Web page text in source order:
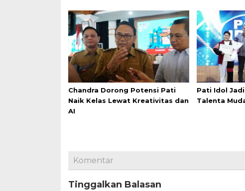
Chandra Dorong Potensi Pati
Naik Kelas Lewat Kreativitas dan
AI
Pati Idol
Talenta
Komentar
Tinggalkan Balasan